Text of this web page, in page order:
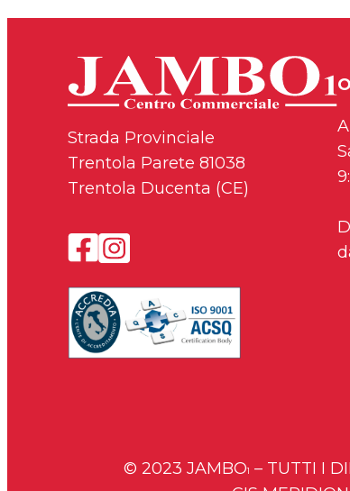
Strada Provinciale
Trentola Parete 81038
Trentola Ducenta (CE)
F
c
e
b
s
t
© 2023 JAMBO1 – TUTTI I